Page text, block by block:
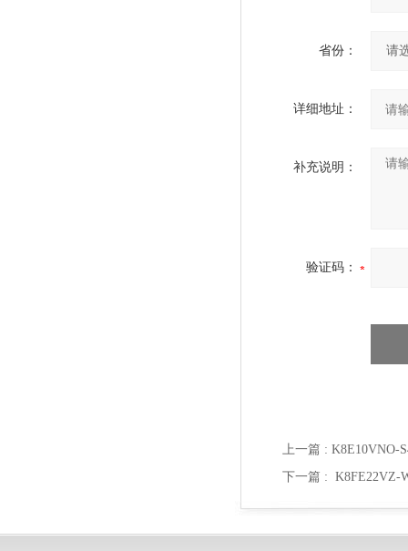
省份：
详细地址：
补充说明：
验证码：
上一篇 : K8E10VNO-
下一篇 : K8FE22VZ-